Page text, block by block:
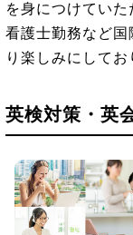
を身につけてい
看護士勤務など国
り楽しみにしてお
英検対策・英